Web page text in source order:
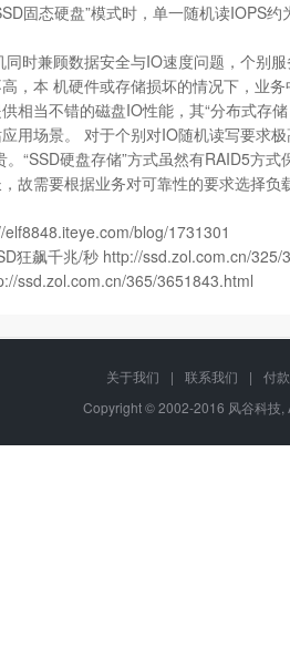
固态硬盘”模式时，单一随机读IOPS
时兼顾数据安全与IO速度问题，个别
，本 机硬件或存储损坏的情况下，业
相当不错的磁盘IO性能，其“分布式存
用场景。 对于个别对IO随机读写要求
“SSD硬盘存储”方式虽然有RAID5方
故需要根据业务对可靠性的要求选择
elf8848.iteye.com/blog/1731301
狂飙千兆/秒 http://ssd.zol.com.cn/325/
ssd.zol.com.cn/365/3651843.html
关于我们 | 联系我们 |
付
Copyright © 2002-2016 风谷科